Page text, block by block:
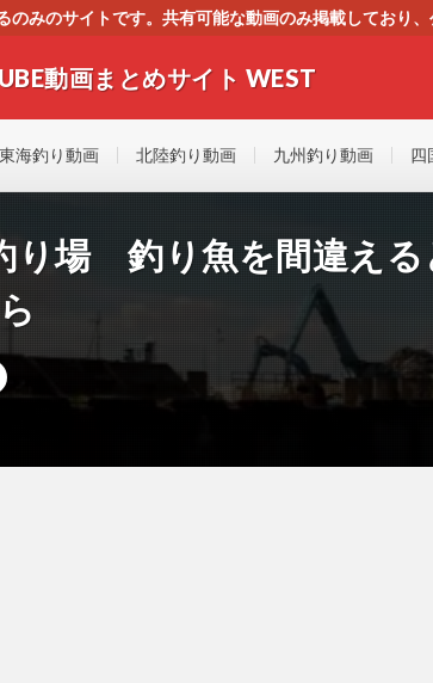
のみのサイトです。共有可能な動画のみ掲載してお
動画まとめサイト WEST
東海釣り動画 北陸釣り動画 九州釣り動画 四
り場 釣り魚を間違え